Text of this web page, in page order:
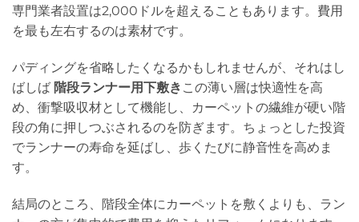
専門業者設置は2,000ドルを超えることもあります。費用
を最も左右するのは素材です。
パディングを省略したくなるかもしれませんが、それはし
ばしば 階段ランナー用下敷き この薄い層は快適性を高
め、衝撃吸収材として機能し、カーペットの繊維が硬い階
段の角に押しつぶされるのを防ぎます。ちょっとした投資
でランナーの寿命を延ばし、歩くたびに静音性を高めま
す。
結局のところ、階段全体にカーペットを敷くよりも、ラン